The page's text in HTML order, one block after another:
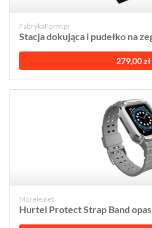
FabrykaForm.pl
Stacja dokująca i pudełko na
279,00 zł
Morele.net
Hurtel Protect Strap Band